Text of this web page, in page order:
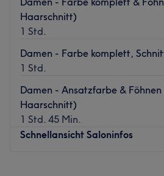
Haarschnitt)
1 Std.
Damen - Farbe komplett,
1 Std.
Damen - Ansatzfarbe & Föhnen
Haarschnitt)
1 Std. 45 Min.
Schnellansicht Saloninfos